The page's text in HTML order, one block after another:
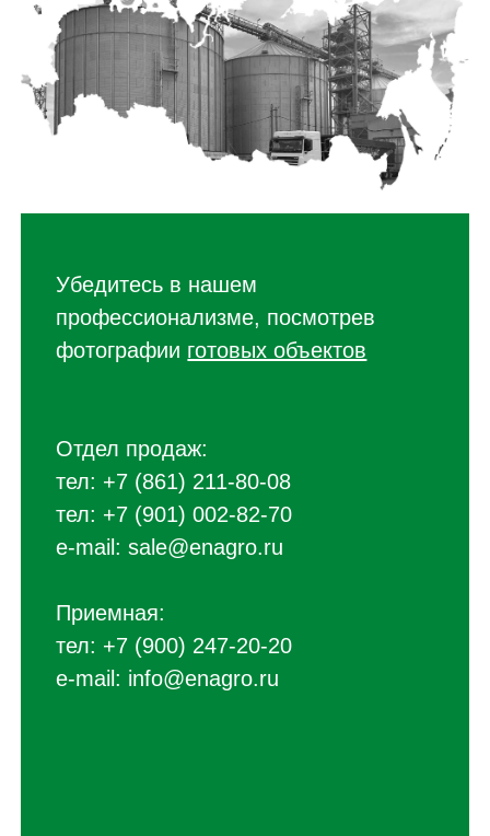
Убедитесь в нашем
профессионализме, посмотрев
фотографии готовых объектов
Отдел продаж:
тел: +7 (861) 211-80-08
тел: +7 (901) 002-82-70
e-mail:sale@enagro.ru
Приемная:
тел: +7 (900) 247-20-20
e-mail: info@enagro.ru